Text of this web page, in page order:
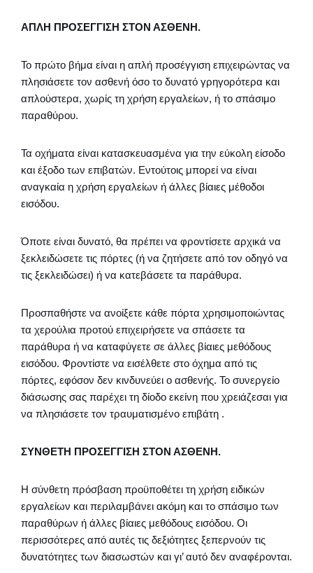
ΑΠΛΗ ΠΡΟΣΕΓΓΙΣΗ ΣΤΟΝ ΑΣΘΕΝΗ.
Το πρώτο βήμα είναι η απλή προσέγγιση επιχειρώντας να
πλησιάσετε τον ασθενή όσο το δυνατό γρηγορότερα και
απλούστερα, χωρίς τη χρήση εργαλείων, ή το σπάσιμο
παραθύρου.
Τα οχήματα είναι κατασκευασμένα για την εύκολη είσοδο
και έξοδο των επιβατών. Εντούτοις μπορεί να είναι
αναγκαία η χρήση εργαλείων ή άλλες βίαιες μέθοδοι
εισόδου.
Όποτε είναι δυνατό, θα πρέπει να φροντίσετε αρχικά να
ξεκλειδώσετε τις πόρτες (ή να ζητήσετε από τον οδηγό να
τις ξεκλειδώσει) ή να κατεβάσετε τα παράθυρα.
Προσπαθήστε να ανοίξετε κάθε πόρτα χρησιμοποιώντας
τα χερούλια προτού επιχειρήσετε να σπάσετε τα
παράθυρα ή να καταφύγετε σε άλλες βίαιες μεθόδους
εισόδου. Φροντίστε να εισέλθετε στο όχημα από τις
πόρτες, εφόσον δεν κινδυνεύει ο ασθενής. Το συνεργείο
διάσωσης σας παρέχει τη δίοδο εκείνη που χρειάζεσαι για
να πλησιάσετε τον τραυματισμένο επιβάτη .
ΣΥΝΘΕΤΗ ΠΡΟΣΕΓΓΙΣΗ ΣΤΟΝ ΑΣΘΕΝΗ.
Η σύνθετη πρόσβαση προϋποθέτει τη χρήση ειδικών
εργαλείων και περιλαμβάνει ακόμη και το σπάσιμο των
παραθύρων ή άλλες βίαιες μεθόδους εισόδου. Οι
περισσότερες από αυτές τις δεξιότητες ξεπερνούν τις
δυνατότητες των διασωστών και γι’ αυτό δεν αναφέρονται.